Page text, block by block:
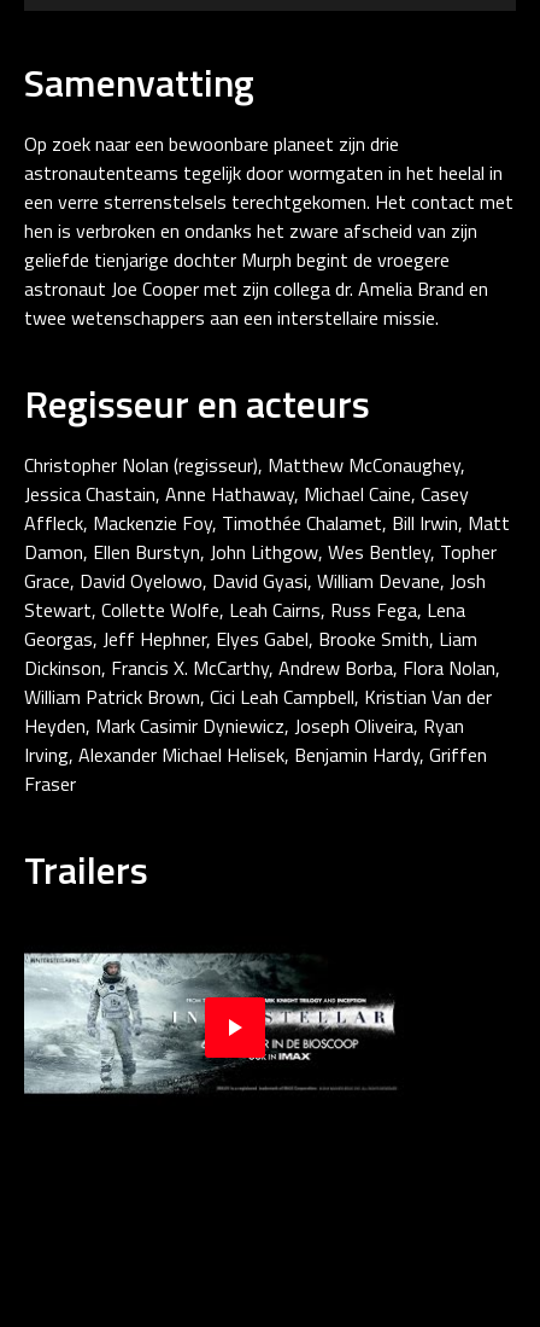
Samenvatting
Op zoek naar een bewoonbare planeet zijn drie
astronautenteams tegelijk door wormgaten in het heelal in
een verre sterrenstelsels terechtgekomen. Het contact met
hen is verbroken en ondanks het zware afscheid van zijn
geliefde tienjarige dochter Murph begint de vroegere
astronaut Joe Cooper met zijn collega dr. Amelia Brand en
twee wetenschappers aan een interstellaire missie.
Regisseur en acteurs
Christopher Nolan (regisseur), Matthew McConaughey,
Jessica Chastain, Anne Hathaway, Michael Caine, Casey
Affleck, Mackenzie Foy, Timothée Chalamet, Bill Irwin, Matt
Damon, Ellen Burstyn, John Lithgow, Wes Bentley, Topher
Grace, David Oyelowo, David Gyasi, William Devane, Josh
Stewart, Collette Wolfe, Leah Cairns, Russ Fega, Lena
Georgas, Jeff Hephner, Elyes Gabel, Brooke Smith, Liam
Dickinson, Francis X. McCarthy, Andrew Borba, Flora Nolan,
William Patrick Brown, Cici Leah Campbell, Kristian Van der
Heyden, Mark Casimir Dyniewicz, Joseph Oliveira, Ryan
Irving, Alexander Michael Helisek, Benjamin Hardy, Griffen
Fraser
Trailers